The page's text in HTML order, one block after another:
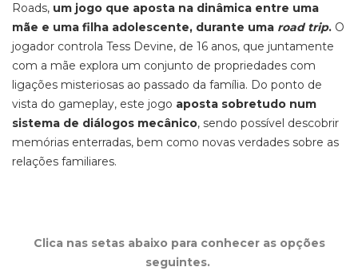
Roads, um jogo que aposta na dinâmica entre uma
mãe e uma filha adolescente, durante uma road trip. O
jogador controla Tess Devine, de 16 anos, que juntamente
com a mãe explora um conjunto de propriedades com
ligações misteriosas ao passado da família. Do ponto de
vista do gameplay, este jogo aposta sobretudo num
sistema de diálogos mecânico, sendo possível descobrir
memórias enterradas, bem como novas verdades sobre as
relações familiares.
Clica nas setas abaixo para conhecer as opções
seguintes.